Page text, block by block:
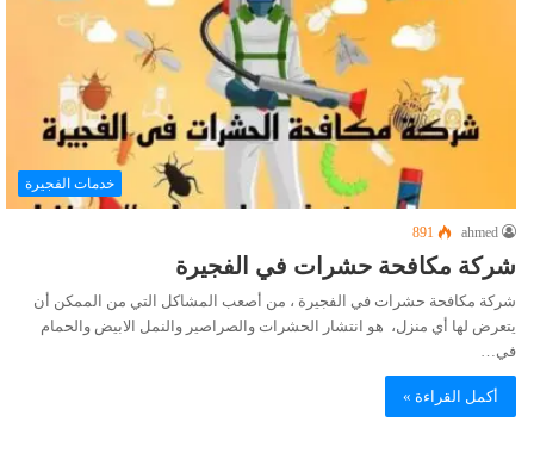
خدمات الفجيرة
ahmed
891
شركة مكافحة حشرات في الفجيرة
شركة مكافحة حشرات في الفجيرة ، من أصعب المشاكل التي من الممكن أن
يتعرض لها أي منزل، هو انتشار الحشرات والصراصير والنمل الابيض والحمام
في…
أكمل القراءة »